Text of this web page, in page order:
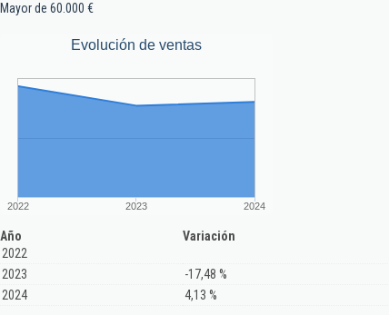
Mayor de 60.000 €
Evolución de ventas
2022 2023 2024
Año
Variación
2022
2023
-17,48 %
2024
4,13 %